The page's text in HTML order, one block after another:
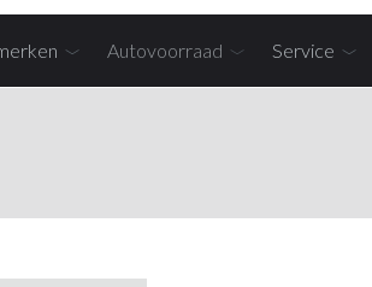
Autovoorraad Service